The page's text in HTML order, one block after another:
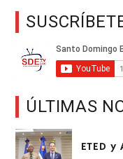
ÚLTIMAS
ETED